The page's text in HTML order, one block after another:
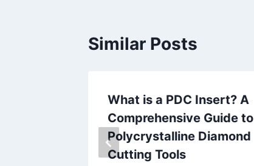
Similar Posts
What is a PDC Insert? A
Comprehensive Guide to
Polycrystalline Diamond
Cutting Tools